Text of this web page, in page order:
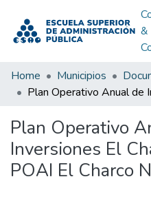
&
Home Municipios
Plan Operativo
Inversiones El
POAI El Charco